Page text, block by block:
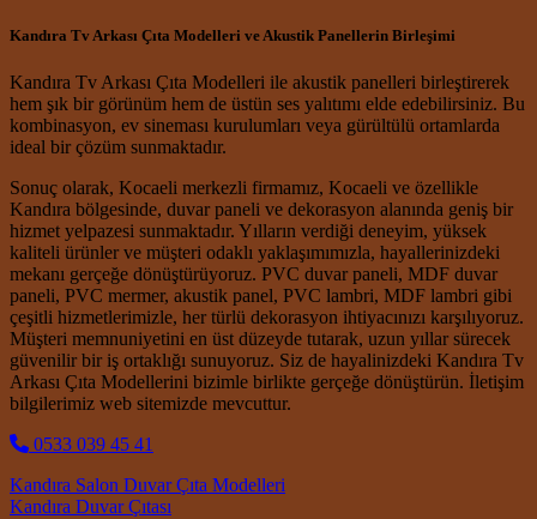
Kandıra Tv Arkası Çıta Modelleri ve Akustik Panellerin Birleşimi
Kandıra Tv Arkası Çıta Modelleri ile akustik panelleri birleştirerek
hem şık bir görünüm hem de üstün ses yalıtımı elde edebilirsiniz. Bu
kombinasyon, ev sineması kurulumları veya gürültülü ortamlarda
ideal bir çözüm sunmaktadır.
Sonuç olarak, Kocaeli merkezli firmamız, Kocaeli ve özellikle
Kandıra bölgesinde, duvar paneli ve dekorasyon alanında geniş bir
hizmet yelpazesi sunmaktadır. Yılların verdiği deneyim, yüksek
kaliteli ürünler ve müşteri odaklı yaklaşımımızla, hayallerinizdeki
mekanı gerçeğe dönüştürüyoruz. PVC duvar paneli, MDF duvar
paneli, PVC mermer, akustik panel, PVC lambri, MDF lambri gibi
çeşitli hizmetlerimizle, her türlü dekorasyon ihtiyacınızı karşılıyoruz.
Müşteri memnuniyetini en üst düzeyde tutarak, uzun yıllar sürecek
güvenilir bir iş ortaklığı sunuyoruz. Siz de hayalinizdeki Kandıra Tv
Arkası Çıta Modellerini bizimle birlikte gerçeğe dönüştürün. İletişim
bilgilerimiz web sitemizde mevcuttur.
0533 039 45 41
Post navigation
Kandıra Salon Duvar Çıta Modelleri
Kandıra Duvar Çıtası